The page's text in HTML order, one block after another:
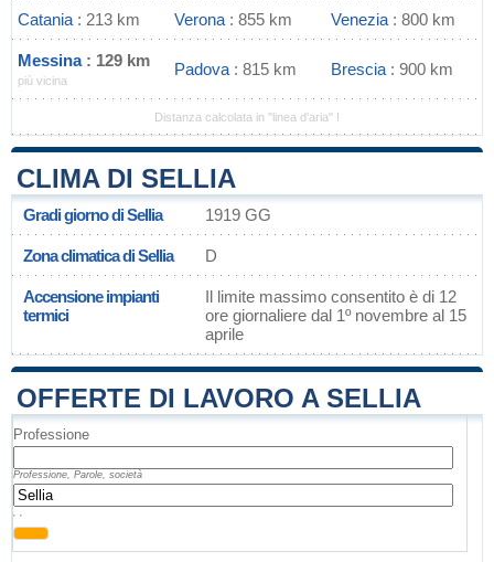
Catania : 213 km Verona : 855 km Venezia : 800 km
Messina: 129 km
più vicina
Padova : 815 km Brescia : 900 km
Distanza calcolata in "linea d'aria" !
CLIMA DI SELLIA
Gradi giorno di Sellia 1919 GG
Zona climatica di Sellia D
Accensione impianti
termici
Il limite massimo consentito è di 12
ore giornaliere dal 1º novembre al 15
aprile
OFFERTE DI LAVORO A SELLIA
Professione
Professione, Parole, società
, ,